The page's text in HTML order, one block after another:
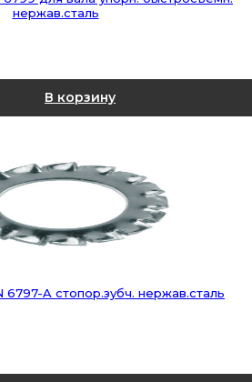
нержав.сталь
В корзину
A стопор.зубч. нержав.сталь